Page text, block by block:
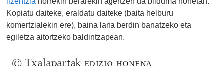
Kopiatu daiteke, eraldatu daiteke (baita helburu
komertzialekin ere), baina lana berdin banatzeko eta
egiletza aitortzeko baldintzapean.